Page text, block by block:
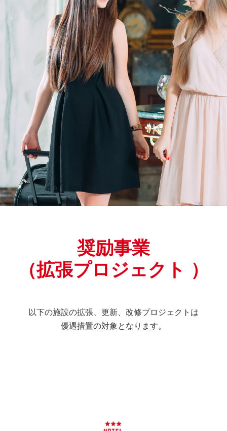
奨励事業
（拡張プロジェクト ）
以下の施設の拡張、更新、改修プロジェクトは
優遇措置の対象となります。